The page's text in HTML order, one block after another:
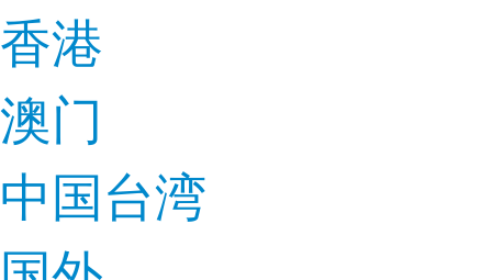
香港
澳门
中国台湾